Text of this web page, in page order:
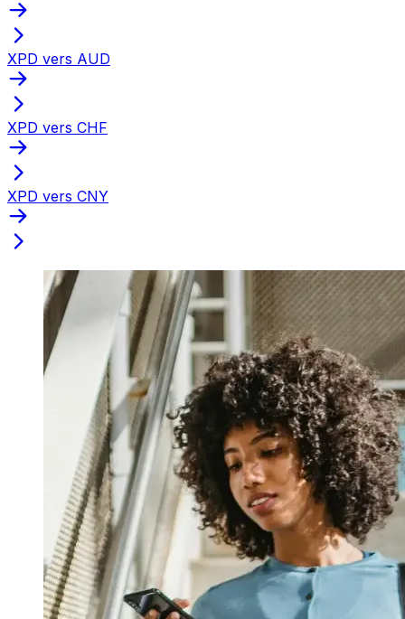
XPD vers AUD
XPD vers CHF
XPD vers CNY